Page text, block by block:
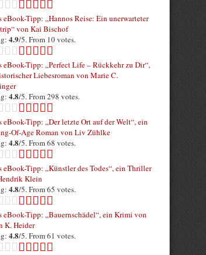
eBook-Tipp: „Hannos Reise: Ein unerwarteter
von Kai Bischof
4.9/5. From 10 votes.
eBook-Tipp: „Perfect Life – Rückkehr zu Dir“,
Liebesroman von Marie C.
4.8/5. From 298 votes.
eBook-Tipp: „Der letzte Ort auf der Welt“, ein
Of-Age Roman von Liv Zühlke
4.8/5. From 68 votes.
eBook-Tipp: „Künstler des Todes“, ein Thriller
Klein
4.8/5. From 65 votes.
eBook-Tipp: „Bauernschädel“, ein Krimi von
K. Heider
4.8/5. From 61 votes.